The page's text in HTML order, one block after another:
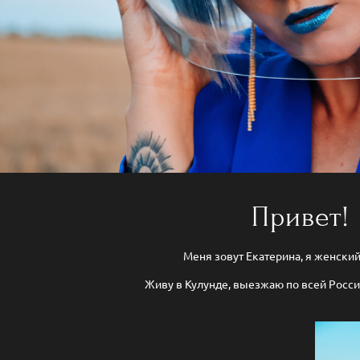
Привет!
Меня зовут Екатерина, я
Живу в Кулунде, выезжаю по всей